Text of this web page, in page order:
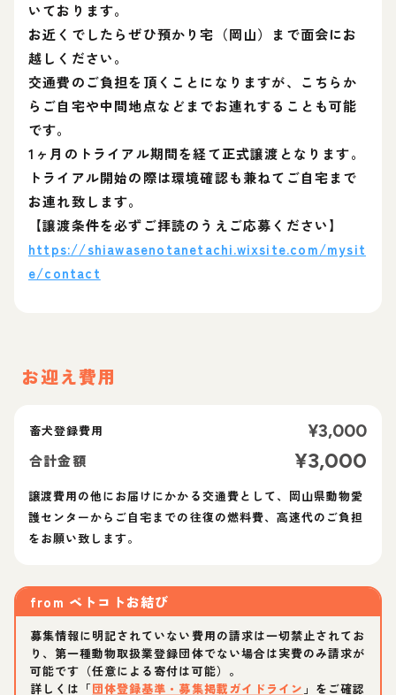
いております。
お近くでしたらぜひ預かり宅（岡山）まで面会にお
越しください。
交通費のご負担を頂くことになりますが、こちらか
らご自宅や中間地点などまでお連れすることも可能
です。
1ヶ月のトライアル期間を経て正式譲渡となります。
トライアル開始の際は環境確認も兼ねてご自宅まで
お連れ致します。
【譲渡条件を必ずご拝読のうえご応募ください】
https://shiawasenotanetachi.wixsite.com/mysit
e/contact
お迎え費用
畜犬登録費用 ¥3,000
合計金額 ¥3,000
譲渡費用の他にお届けにかかる交通費として、岡山県動物愛
護センターからご自宅までの往復の燃料費、高速代のご負担
をお願い致します。
from ペトコトお結び
募集情報に明記されていない費用の請求は一切禁止されてお
り、第一種動物取扱業登録団体でない場合は実費のみ請求が
可能です（任意による寄付は可能）。
詳しくは「団体登録基準・募集掲載ガイドライン 」をご確認